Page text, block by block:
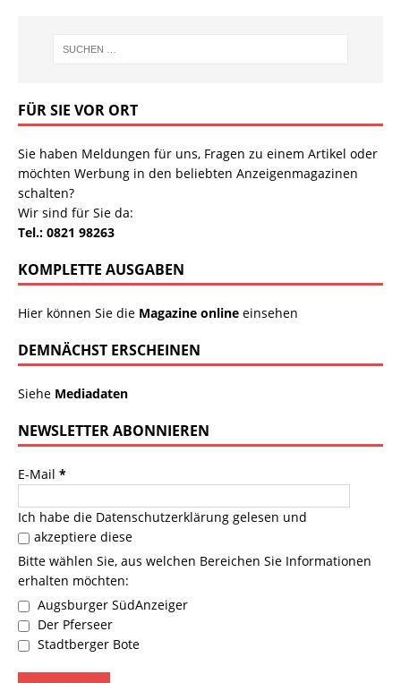
FÜR SIE VOR ORT
Sie haben Meldungen für uns, Fragen zu einem Artikel oder
möchten Werbung in den beliebten Anzeigenmagazinen
schalten?
Wir sind für Sie da:
Tel.: 0821 98263
KOMPLETTE AUSGABEN
Hier können Sie die Magazine online einsehen
DEMNÄCHST ERSCHEINEN
Siehe Mediadaten
NEWSLETTER ABONNIEREN
E-Mail *
Ich habe die Datenschutzerklärung gelesen und
akzeptiere diese
Bitte wählen Sie, aus welchen Bereichen Sie Informationen
erhalten möchten:
Augsburger SüdAnzeiger
Der Pferseer
Stadtberger Bote